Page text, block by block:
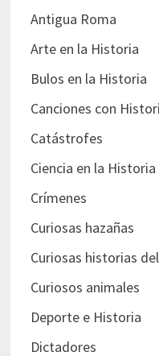
Antigua Roma
Arte en la Historia
Bulos en la Historia
Canciones con
Catástrofes
Ciencia en la Historia
Crímenes
Curiosas hazañas
Curiosas historias
Curiosos animales
Deporte e Historia
Dictadores